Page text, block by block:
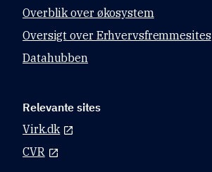
Overblik over økosystem
Oversigt over Erhvervsfremmesites
Datahubben
Relevante sites
Virk.dk
CVR